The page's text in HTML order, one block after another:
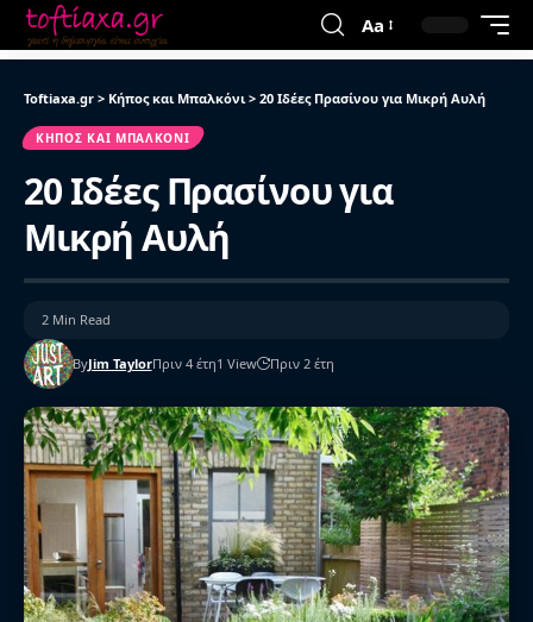
Aa
Toftiaxa.gr > Κήπος και Μπαλκόνι> 20 Ιδέες Πρασίνου για Μικρή Αυλή
ΚΉΠΟΣ ΚΑΙ ΜΠΑΛΚΌΝΙ
20 Ιδέες Πρασίνου για
Μικρή Αυλή
ByJim TaylorΠριν 4 έτη1 View Πριν 2 έτη
2 Min Read